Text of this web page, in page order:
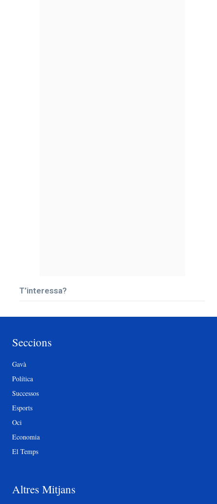
T’interessa?
Seccions
Gavà
Política
Successos
Esports
Oci
Economia
El Temps
Altres Mitjans